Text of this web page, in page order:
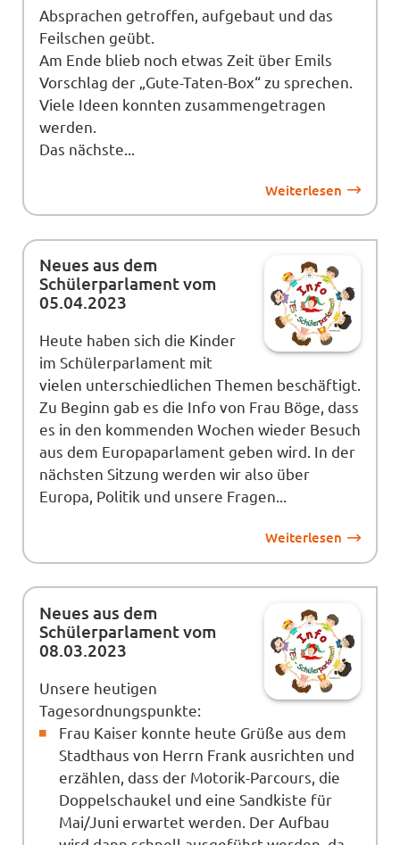
Absprachen getroffen, aufgebaut und das
Feilschen geübt.
Am Ende blieb noch etwas Zeit über Emils
Vorschlag der „Gute-Taten-Box“ zu sprechen.
Viele Ideen konnten zusammengetragen
werden.
Das nächste...
Weiterlesen
Neues aus dem
Schülerparlament vom
05.04.2023
Heute haben sich die Kinder
im Schülerparlament mit
vielen unterschiedlichen Themen beschäftigt.
Zu Beginn gab es die Info von Frau Böge, dass
es in den kommenden Wochen wieder Besuch
aus dem Europaparlament geben wird. In der
nächsten Sitzung werden wir also über
Europa, Politik und unsere Fragen...
Weiterlesen
Neues aus dem
Schülerparlament vom
08.03.2023
Unsere heutigen
Tagesordnungspunkte:
Frau Kaiser konnte heute Grüße aus dem
Stadthaus von Herrn Frank ausrichten und
erzählen, dass der Motorik-Parcours, die
Doppelschaukel und eine Sandkiste für
Mai/Juni erwartet werden. Der Aufbau